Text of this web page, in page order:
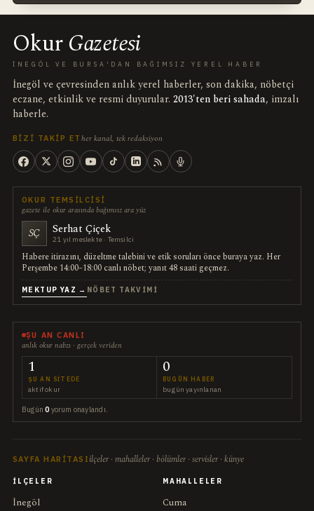
OkurGazetesi
İNEGÖL VE BURSA'DAN BAĞIMSIZ YEREL HABER
İnegöl ve çevresinden anlık yerel haberler, son dakika, nöbetçi
eczane, etkinlik ve resmi duyurular. 2013'ten beri sahada, imzalı
haberle.
BIZI TAKIP ET her kanal, tek redaksiyon
OKUR TEMSILCISI
gazete ile okur arasında bağımsız ara yüz
SÇ Serhat Çiçek
21 yıl meslekte · Temsilci
Habere itirazını, düzeltme talebini ve etik soruları önce buraya yaz. Her
Perşembe 14:00–18:00 canlı nöbet; yanıt 48 saati geçmez.
MEKTUP YAZ → NÖBET TAKVIMI
ŞU AN CANLI
anlık okur nabzı · gerçek veriden
1
ŞU AN SITEDE
aktif okur
0
BUGÜN HABER
bugün yayınlanan
Bugün0 yorum onaylandı.
SAYFA HARITASI ilçeler · mahalleler · bölümler · servisler · künye
İLÇELER
İnegöl
MAHALLELER
Cuma